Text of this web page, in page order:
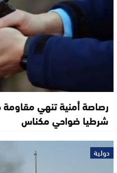
رصاصة أمنية تنهي
شرطيا ضواحي مكناس
دولية